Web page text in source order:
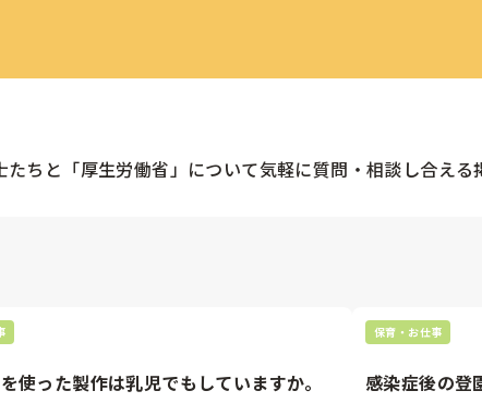
たちと「厚生労働省」について気軽に質問・相談し合える
使った製作は乳児でもしていますか。
保育・お仕事
感染症後の登